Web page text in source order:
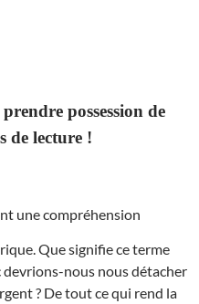
possession de
de lecture !
une compréhension
Que signifie ce terme
devrions-nous nous détacher
? De tout ce qui rend la